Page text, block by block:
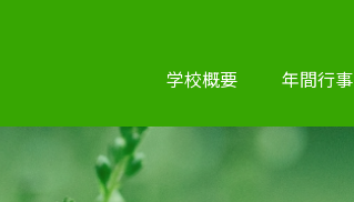
学校概要 年間行事